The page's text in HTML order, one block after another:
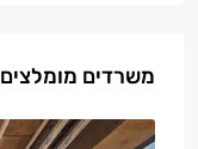
משרדים מומלצים